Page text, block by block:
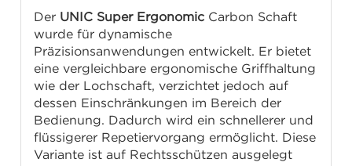
Der UNIC Super Ergonomic Carbon Schaft
wurde für dynamische
Präzisionsanwendungen entwickelt. Er bietet
eine vergleichbare ergonomische Griffhaltung
wie der Lochschaft, verzichtet jedoch auf
dessen Einschränkungen im Bereich der
Bedienung. Dadurch wird ein schnellerer und
flüssigerer Repetiervorgang ermöglicht. Diese
Variante ist auf Rechtsschützen ausgelegt